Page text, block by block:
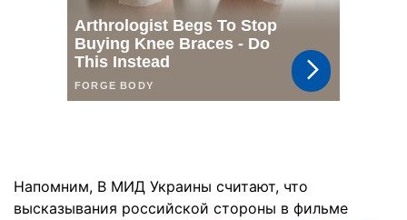
Напомним, В МИД Украины считают, что
высказывания российской стороны в фильме